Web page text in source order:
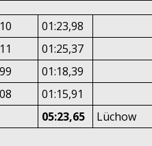
01:23,98
01:25,37
01:18,39
01:15,91
05:23,65
Lüchow